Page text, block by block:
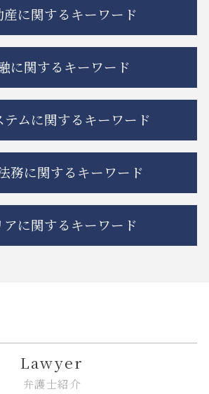
用
もめる
ない
産に関するキーワード
土地区画整理 違い
産 売却
制退去
し
問題点
ル 相談 賃貸
に関するキーワード
金融
リングオフ
性
は
ムに関するキーワード
ク 必要性
ク
ック 法律
ック 顧問弁護士
事務所
務に関するキーワード
弁護士
スメント 対策
アに関するキーワード
談
テム 法律問題
Lawyer
弁護士紹介